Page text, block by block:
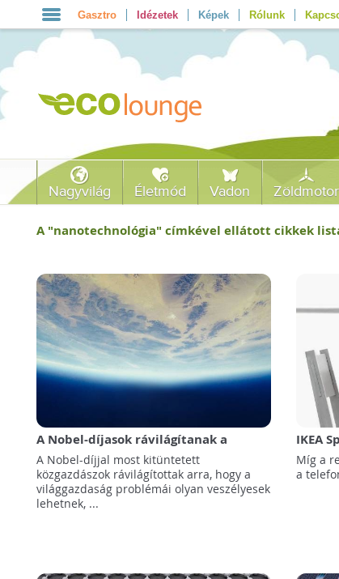
Gasztro Idézetek Képek Rólunk
Nagyvilág Életmód Vadon Zöldmotor
A "nanotechnológia" címkével ellátott cikkek
A Nobel-díjasok rávilágítanak a
klímaváltozás okozta globális
gazdasági problémákra
A Nobel-díjjal most kitüntetett
közgazdászok rávilágítottak arra, hogy a
világgazdaság problémái olyan veszélyesek
lehetnek, ...
IKEA
Míg a
a